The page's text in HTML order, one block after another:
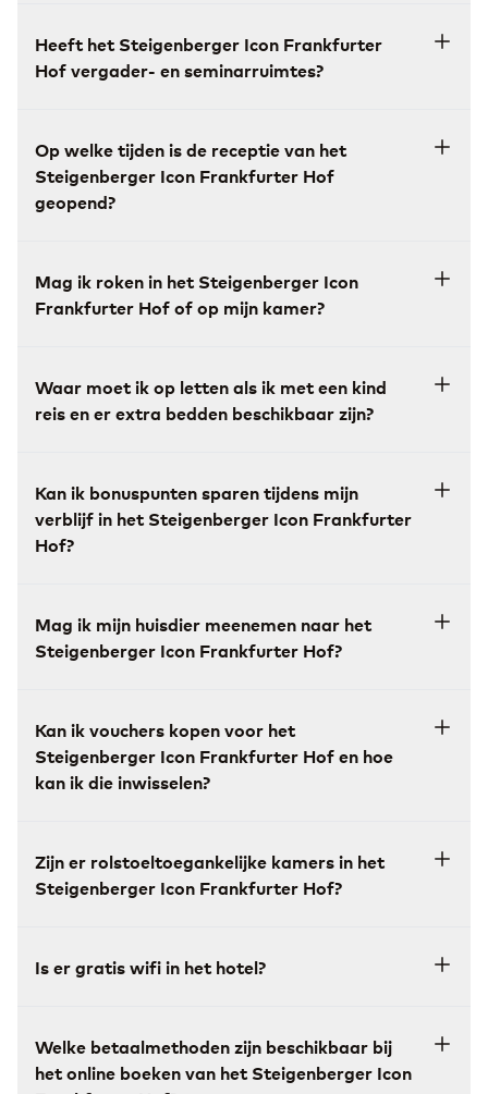
Heeft het Steigenberger Icon Frankfurter
Hof vergader- en seminarruimtes?
Op welke tijden is de receptie van het
Steigenberger Icon Frankfurter Hof
geopend?
Mag ik roken in het Steigenberger Icon
Frankfurter Hof of op mijn kamer?
Waar moet ik op letten als ik met een kind
reis en er extra bedden beschikbaar zijn?
Kan ik bonuspunten sparen tijdens mijn
verblijf in het Steigenberger Icon Frankfurter
Hof?
Mag ik mijn huisdier meenemen naar het
Steigenberger Icon Frankfurter Hof?
Kan ik vouchers kopen voor het
Steigenberger Icon Frankfurter Hof en hoe
kan ik die inwisselen?
Zijn er rolstoeltoegankelijke kamers in het
Steigenberger Icon Frankfurter Hof?
Is er gratis wifi in het hotel?
Welke betaalmethoden zijn beschikbaar bij
het online boeken van het Steigenberger Icon